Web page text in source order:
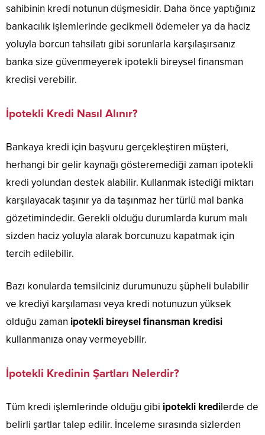
sahibinin kredi notunun düşmesidir. Daha önce yaptığınız
bankacılık işlemlerinde gecikmeli ödemeler ya da haciz
yoluyla borcun tahsilatı gibi sorunlarla karşılaşırsanız
banka size güvenmeyerek ipotekli bireysel finansman
kredisi verebilir.
İpotekli Kredi Nasıl Alınır?
Bankaya kredi için başvuru gerçekleştiren müşteri,
herhangi bir gelir kaynağı gösteremediği zaman ipotekli
kredi yolundan destek alabilir. Kullanmak istediği miktarı
karşılayacak taşınır ya da taşınmaz her türlü mal banka
gözetimindedir. Gerekli olduğu durumlarda kurum malı
sizden haciz yoluyla alarak borcunuzu kapatmak için
tercih edilebilir.
Bazı konularda temsilciniz durumunuzu şüpheli bulabilir
ve krediyi karşılaması veya kredi notunuzun yüksek
olduğu zaman ipotekli bireysel finansman kredisi
kullanmanıza onay vermeyebilir.
İpotekli Kredinin Şartları Nelerdir?
Tüm kredi işlemlerinde olduğu gibi ipotekli kredilerde de
belirli şartlar talep edilir. İnceleme sırasında sizlerden